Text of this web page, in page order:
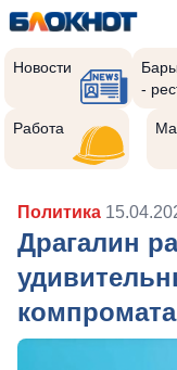
Новости
Бары
-
Работа
Политика
Драгалин